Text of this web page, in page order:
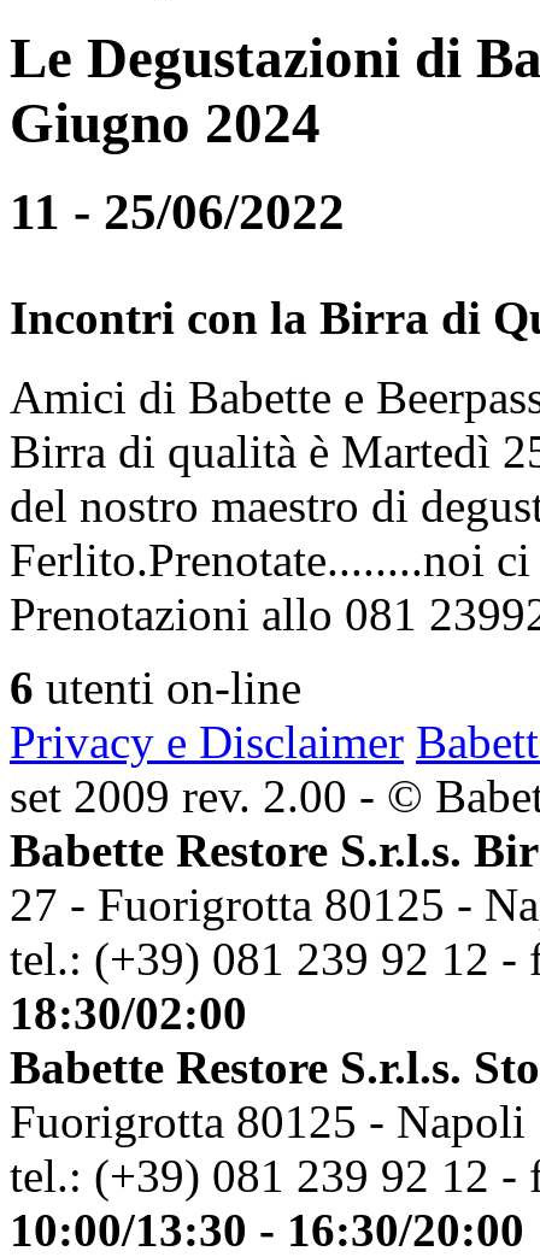
Le Degustazioni di
Giugno 2024
11 - 25/06/2022
Incontri con la Birra di
Amici di Babette e
Birra di qualità è Martedì
del nostro maestro di
Ferlito.Prenotate........noi
Prenotazioni allo 081
6 utenti on-line
Privacy e Disclaimer
set 2009 rev. 2.00 - ©
Babette Restore S.r.l.s.
27 - Fuorigrotta 80125 -
tel.: (+39) 081 239 92 12 -
18:30/02:00
Babette Restore S.r.l.s.
Fuorigrotta 80125 - Napoli
tel.: (+39) 081 239 92 12 -
10:00/13:30 - 16:30/20:00